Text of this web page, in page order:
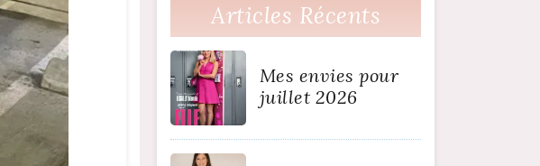
Articles Récents
Mes envies pour
juillet 2026